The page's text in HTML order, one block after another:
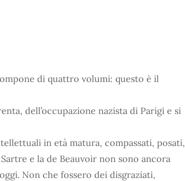
di quattro volumi: questo è il
dell’occupazione nazista di Parigi e si
in età matura, compassati, posati,
e la de Beauvoir non sono ancora
Non che fossero dei disgraziati,